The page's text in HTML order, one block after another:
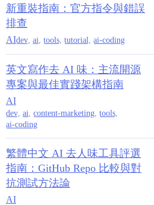
新重裝指南：官方指令與錯誤
排查
AIdev ai tools tutorial ai-coding
英文寫作去 AI 味：主流開源
專案與最佳實踐架構指南
AI
dev, ai, content-marketing, tools,
ai-coding
繁體中文 AI 去人味工具評選
指南：GitHub Repo 比較與對
抗測試方法論
AI